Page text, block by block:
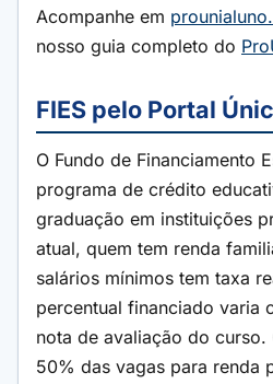
Acompanhe em
nosso guia completo do
FIES pelo Portal
O Fundo de Financiamento
programa de crédito
graduação em instituições
atual, quem tem renda
salários mínimos tem taxa
percentual financiado varia
nota de avaliação do curso.
50% das vagas para renda